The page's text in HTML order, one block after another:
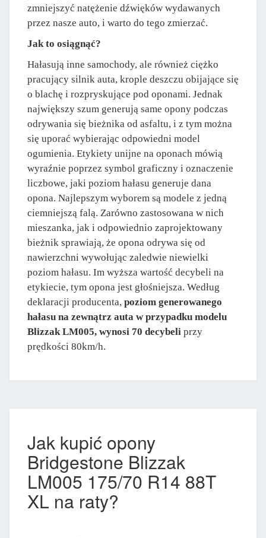
zmniejszyć natężenie dźwięków wydawanych
przez nasze auto, i warto do tego zmierzać.
Jak to osiągnąć?
Hałasują inne samochody, ale również ciężko
pracujący silnik auta, krople deszczu obijające się
o blachę i rozpryskujące pod oponami. Jednak
największy szum generują same opony podczas
odrywania się bieżnika od asfaltu, i z tym można
się uporać wybierając odpowiedni model
ogumienia. Etykiety unijne na oponach mówią
wyraźnie poprzez symbol graficzny i oznaczenie
liczbowe, jaki poziom hałasu generuje dana
opona. Najlepszym wyborem są modele z jedną
ciemniejszą falą. Zarówno zastosowana w nich
mieszanka, jak i odpowiednio zaprojektowany
bieżnik sprawiają, że opona odrywa się od
nawierzchni wywołując zaledwie niewielki
poziom hałasu. Im wyższa wartość decybeli na
etykiecie, tym opona jest głośniejsza. Według
deklaracji producenta, poziom generowanego
hałasu na zewnątrz auta w przypadku modelu
Blizzak LM005, wynosi 70 decybeli przy
prędkości 80km/h.
Jak kupić opony
Bridgestone Blizzak
LM005 175/70 R14 88T
XL na raty?